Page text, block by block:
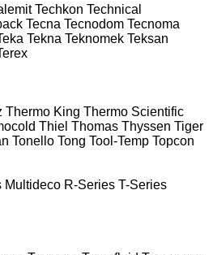
Techkon Technical
Tecna Tecnodom Tecnoma
Tekna Teknomek Teksan
Thermo King Thermo Scientific
Thiel Thomas Thyssen Tiger
Tonello Tong Tool-Temp Topcon
Multideco R-Series T-Series